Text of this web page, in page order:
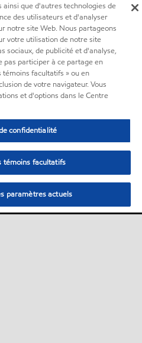
que d'autres technologies de
des utilisateurs et d'analyser
notre site Web. Nous partageons
votre utilisation de notre site
sociaux, de publicité et d'analyse,
pas participer à ce partage en
facultatifs » ou en
de votre navigateur. Vous
et d'options dans le Centre
confidentialité
témoins facultatifs
paramètres actuels